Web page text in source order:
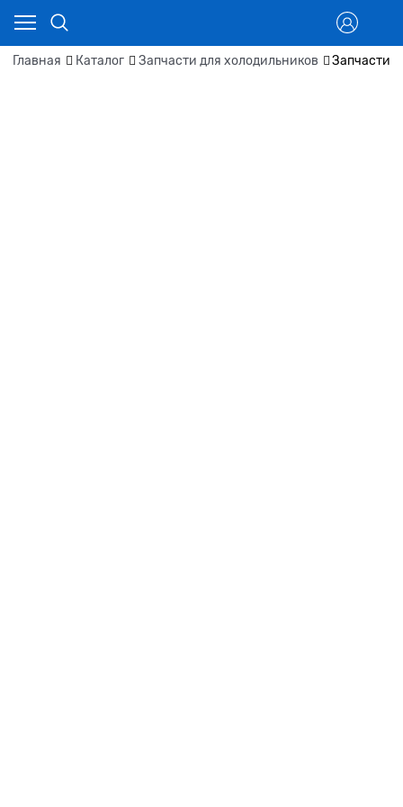
Главная Каталог Запчасти для холодильников Запчасти